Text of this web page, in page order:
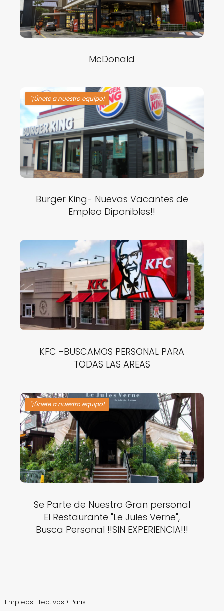
McDonald
"¡Únete a nuestro equipo!
Burger King- Nuevas Vacantes de
Empleo Diponibles!!
KFC -BUSCAMOS PERSONAL PARA
TODAS LAS AREAS
"¡Únete a nuestro equipo!
Se Parte de Nuestro Gran personal
El Restaurante "Le Jules Verne",
Busca Personal !!SIN EXPERIENCIA!!!
Empleos Efectivos Paris